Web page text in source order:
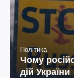
Політика
Чому
дій України